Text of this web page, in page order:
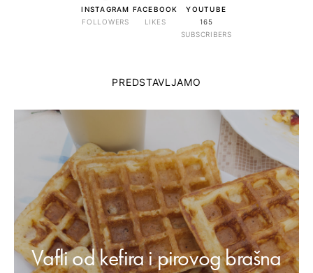
INSTAGRAM
FOLLOWERS
FACEBOOK
LIKES
YOUTUBE
165
SUBSCRIBERS
PREDSTAVLJAMO
Vafli od kefira i pirovog brašna